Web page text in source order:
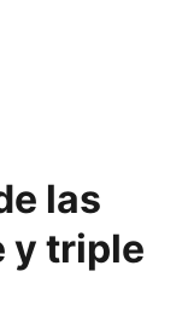
las
y triple